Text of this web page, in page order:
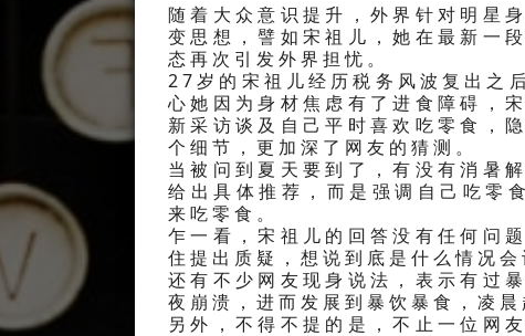
随着大众意识提升，外界针对明星
变思想，譬如宋祖儿，她在最新一
态再次引发外界担忧。
27岁的宋祖儿经历税务风波复出之
心她因为身材焦虑有了进食障碍，
新采访谈及自己平时喜欢吃零食，
个细节，更加深了网友的猜测。
当被问到夏天要到了，有没有消暑
给出具体推荐，而是强调自己吃零
来吃零食。
乍一看，宋祖儿的回答没有任何问
住提出质疑，想说到底是什么情况
还有不少网友现身说法，表示有过
夜崩溃，进而发展到暴饮暴食，凌
另外，不得不提的是，不止一位网